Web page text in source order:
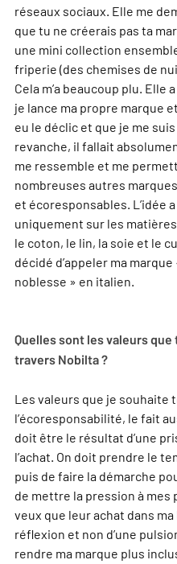
réseaux sociaux. Elle me
que tu ne créerais pas ta
une mini collection
friperie (des chemises de
Cela m’a beaucoup plu.
je lance ma propre marque
eu le déclic et que je me
revanche, il fallait
me ressemble et me
nombreuses autres
et écoresponsables. L’idée
uniquement sur les
le coton, le lin, la soie et le
décidé d’appeler ma
noblesse » en italien.
Quelles sont les valeurs
travers Nobilta ?
Les valeurs que je souhaite
l’écoresponsabilité, le fait
doit être le résultat d’une
l’achat. On doit prendre le
puis de faire la démarche
de mettre la pression à
veux que leur achat dans
réflexion et non d’une
rendre ma marque plus